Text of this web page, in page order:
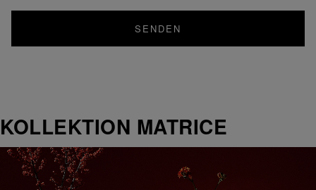
SENDEN
KOLLEKTION MATRICE